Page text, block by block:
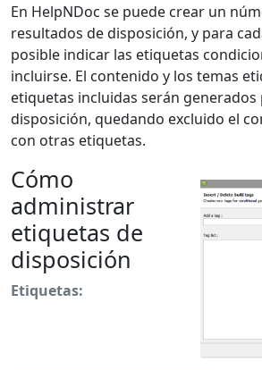
En HelpNDoc se puede crear un
resultados de disposición, y para
posible indicar las etiquetas
incluirse. El contenido y los temas
etiquetas incluidas serán generados
disposición, quedando excluido el
con otras etiquetas.
Cómo
administrar
etiquetas de
disposición
Etiquetas: